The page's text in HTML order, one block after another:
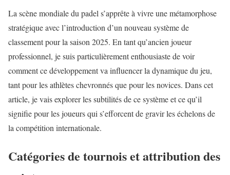
La scène mondiale du padel s’apprête à vivre une métamorphose
stratégique avec l’introduction d’un nouveau système de
classement pour la saison 2025. En tant qu’ancien joueur
professionnel, je suis particulièrement enthousiaste de voir
comment ce développement va influencer la dynamique du jeu,
tant pour les athlètes chevronnés que pour les novices. Dans cet
article, je vais explorer les subtilités de ce système et ce qu’il
signifie pour les joueurs qui s’efforcent de gravir les échelons de
la compétition internationale.
Catégories de tournois et attribution des